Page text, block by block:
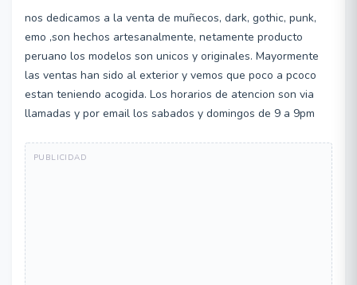
nos dedicamos a la venta de muñecos, dark, gothic, punk,
emo ,son hechos artesanalmente, netamente producto
peruano los modelos son unicos y originales. Mayormente
las ventas han sido al exterior y vemos que poco a pcoco
estan teniendo acogida. Los horarios de atencion son via
llamadas y por email los sabados y domingos de 9 a 9pm